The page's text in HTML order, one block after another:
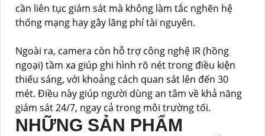
cần liên tục giám sát mà không làm tắc nghẽn hệ
thống mạng hay gây lãng phí tài nguyên.
Ngoài ra, camera còn hỗ trợ công nghệ IR (hồng
ngoại) tầm xa giúp ghi hình rõ nét trong điều kiện
thiếu sáng, với khoảng cách quan sát lên đến 30
mét. Điều này giúp người dùng an tâm về khả năng
giám sát 24/7, ngay cả trong môi trường tối.
NHỮNG SẢN PHẨM